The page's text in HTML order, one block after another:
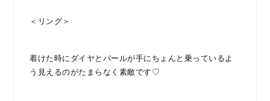
＜リング＞
着けた時にダイヤとパールが手にちょんと乗っているよ
う見えるのがたまらなく素敵です♡